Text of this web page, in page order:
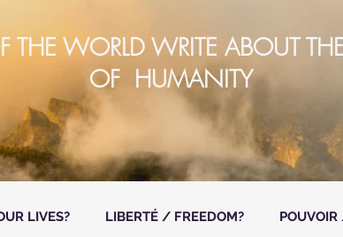
THE WORLD WRITE ABOUT
OF HUMANITY
LIVES? LIBERTÉ / FREEDOM?